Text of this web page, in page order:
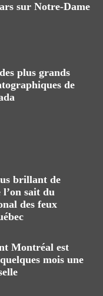
sur Notre-Dame
plus grands
de
brillant de
sait du
des feux
Montréal est
mois une